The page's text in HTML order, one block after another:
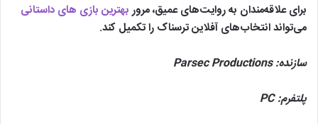
برای علاقه‌مندان به روایت‌های عمیق، مرور بهترین بازی های داستانی
می‌تواند انتخاب‌های آفلاین ترسناک را تکمیل کند.
سازنده:Parsec Productions
پلتفرم:PC